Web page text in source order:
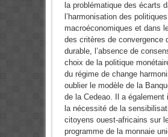
la problématique des écarts
l’harmonisation des politiques
macroéconomiques et dans
des critères de convergence
durable, l’absence de
choix de la politique
du régime de change
oublier le modèle de la
de la Cedeao. Il a également
la nécessité de la
citoyens ouest-africains sur
programme de la monnaie